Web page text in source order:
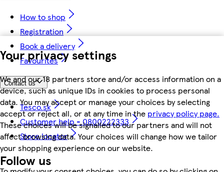
Your privacy settings
We and our 18 partners store and/or access information on a
device, such as unique IDs in cookies to process personal
data. You may accept or manage your choices by selecting
accept or reject all, or at any time in the privacy policy page.
These choices will be signalled to our partners and will not
affect browsing data. Your choices will change how we tailor
your shopping experience on our website.
How to shop
Registration
Book a delivery
Favourites
Contact us
Tesco.sk
Customer help - 0800222333
Store locator
Follow us